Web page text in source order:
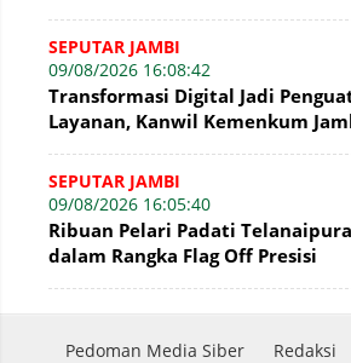
SEPUTAR JAMBI
09/08/2026 16:08:42
Transformasi Digital Jadi
Layanan, Kanwil Kemenkum
SEPUTAR JAMBI
09/08/2026 16:05:40
Ribuan Pelari Padati Telanaipura
dalam Rangka Flag Off Presisi
Pedoman Media Siber Redaksi